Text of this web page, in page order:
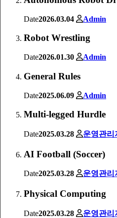
Date2026.03.04 Admin
Robot Wrestling
Date2026.01.30 Admin
General Rules
Date2025.06.09 Admin
Multi-legged Hurdle
Date2025.03.28 운영관리
AI Football (Soccer)
Date2025.03.28 운영관리
Physical Computing
Date2025.03.28 운영관리